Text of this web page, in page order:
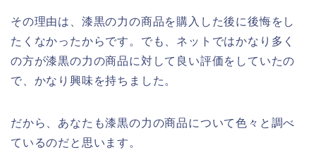
その理由は、漆黒の力の商品を購入した後に後悔をし
たくなかったからです。でも、ネットではかなり多く
の方が漆黒の力の商品に対して良い評価をしていたの
で、かなり興味を持ちました。
だから、あなたも漆黒の力の商品について色々と調べ
ているのだと思います。